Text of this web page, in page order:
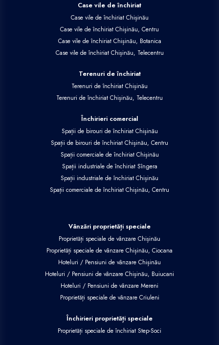
Case vile de închiriat
Case vile de închiriat Chișinău
Case vile de închiriat Chișinău, Centru
Case vile de închiriat Chișinău, Botanica
Case vile de închiriat Chișinău, Telecentru
Terenuri de închiriat
Terenuri de închiriat Chișinău
Terenuri de închiriat Chișinău, Telecentru
Închirieri comercial
Spații de birouri de închiriat Chișinău
Spații de birouri de închiriat Chișinău, Centru
Spații comerciale de închiriat Chișinău
Spații industriale de închiriat Sîngera
Spații industriale de închiriat Chișinău
Spații comerciale de închiriat Chișinău, Centru
Vânzări proprietăți speciale
Proprietăți speciale de vânzare Chișinău
Proprietăți speciale de vânzare Chișinău, Ciocana
Hoteluri / Pensiuni de vânzare Chișinău
Hoteluri / Pensiuni de vânzare Chișinău, Buiucani
Hoteluri / Pensiuni de vânzare Mereni
Proprietăți speciale de vânzare Criuleni
Închirieri proprietăți speciale
Proprietăți speciale de închiriat Step-Soci